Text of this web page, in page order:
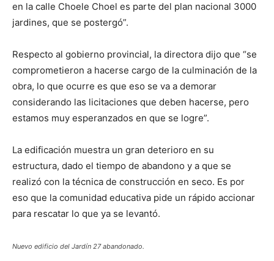
en la calle Choele Choel es parte del plan nacional 3000
jardines, que se postergó”.
Respecto al gobierno provincial, la directora dijo que “se
comprometieron a hacerse cargo de la culminación de la
obra, lo que ocurre es que eso se va a demorar
considerando las licitaciones que deben hacerse, pero
estamos muy esperanzados en que se logre”.
La edificación muestra un gran deterioro en su
estructura, dado el tiempo de abandono y a que se
realizó con la técnica de construcción en seco. Es por
eso que la comunidad educativa pide un rápido accionar
para rescatar lo que ya se levantó.
Nuevo edificio del Jardín 27 abandonado.